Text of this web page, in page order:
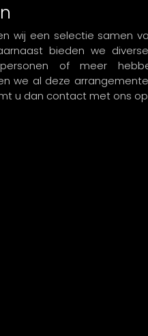
wij een selectie samen
bieden we
of meer
we al deze
u dan contact met ons